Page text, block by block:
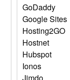
GoDaddy
Google Sites
Hosting2GO
Hostnet
Hubspot
Ionos